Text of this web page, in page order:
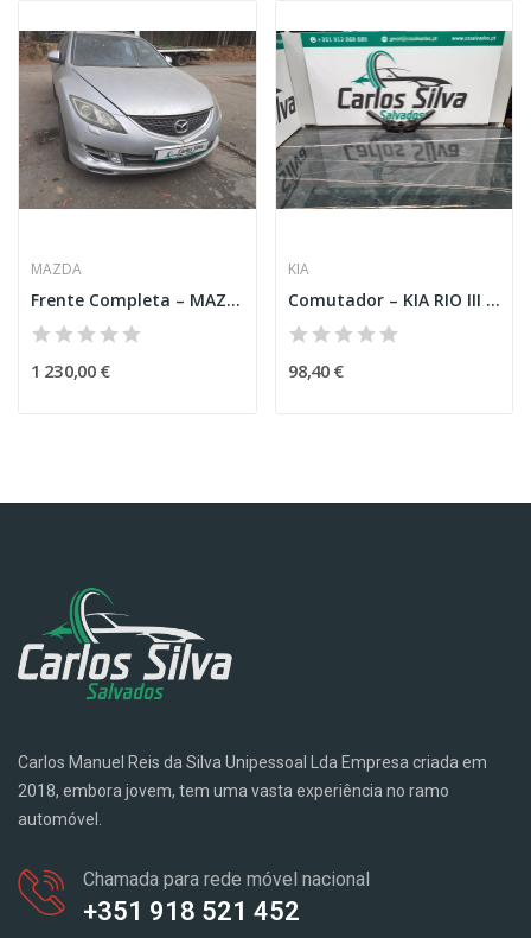
MAZDA
Frente Completa – MAZDA 6 HATCHBACK (GH)
1 230,00 €
KIA
Comutador – KIA RIO III (UB)
98,40 €
Carlos Manuel Reis da Silva Unipessoal Lda Empresa criada em
2018, embora jovem, tem uma vasta experiência no ramo
automóvel.
Chamada para rede móvel nacional
+351 918 521 452